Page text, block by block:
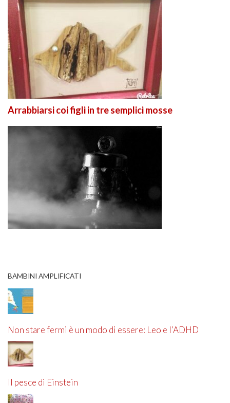
Arrabbiarsi coi figli in tre semplici mosse
BAMBINI AMPLIFICATI
Non stare fermi è un modo di essere: Leo e l’ADHD
Il pesce di Einstein